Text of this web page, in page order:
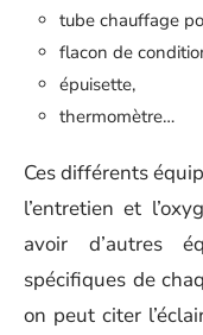
tube chauffage
flacon de
épuisette,
thermomètre…
Ces différents
l’entretien et
avoir d’autres
spécifiques de
on peut citer